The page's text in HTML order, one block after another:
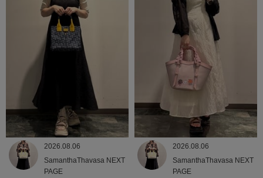
2026.08.06
SamanthaThavasa NEXT
PAGE
2026.08.06
SamanthaThavasa NEXT
PAGE